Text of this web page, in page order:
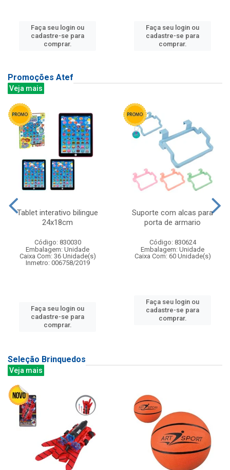
Faça seu login ou
cadastre-se para
comprar.
Faça seu login ou
cadastre-se para
comprar.
Promoções Atef
Veja mais
Tablet interativo bilingue
24x18cm
Código: 830030
Embalagem: Unidade
Caixa Com: 36 Unidade(s)
Inmetro: 006758/2019
Faça seu login ou
cadastre-se para
comprar.
Suporte com alcas para
porta de armario
Código: 830624
Embalagem: Unidade
Caixa Com: 60 Unidade(s)
Faça seu login ou
cadastre-se para
comprar.
Seleção Brinquedos
Veja mais